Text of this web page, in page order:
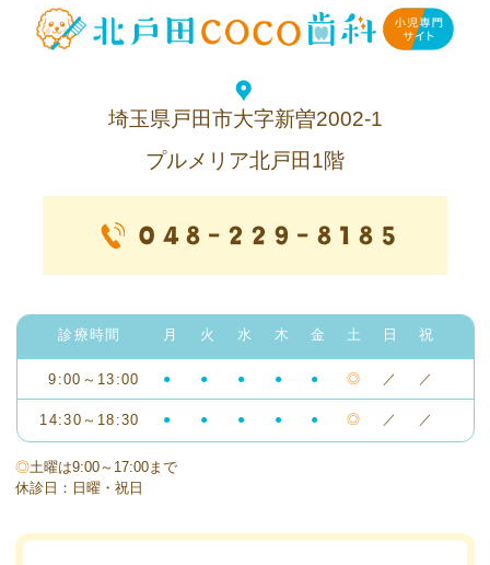
埼玉県戸田市大字新曽2002-1
プルメリア北戸田1階
048-229-8185
診療時間 月 火 水 木 金 土 日 祝
9:00～13:00 ● ● ● ● ● ◎ ／ ／
14:30～18:30 ● ● ● ● ● ◎ ／ ／
◎土曜は9:00～17:00まで
休診日：日曜・祝日